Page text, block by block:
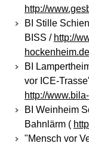
http://
BI Stille
BISS / http://
hockenheim.de
BI
vor ICE-
http://
BI Weinheim
Bahnlärm (
"Mensch vor